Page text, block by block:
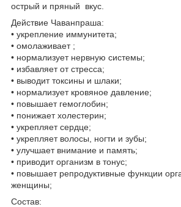
острый и пряный вкус.
Действие Чаванпраша:
• укрепление иммунитета;
• омолаживает ;
• нормализует нервную системы;
• избавляет от стресса;
• выводит токсины и шлаки;
• нормализует кровяное давление;
• повышает гемоглобин;
• понижает холестерин;
• укрепляет сердце;
• укрепляет волосы, ногти и зубы;
• улучшает внимание и память;
• приводит организм в тонус;
• повышает репродуктивные функции
женщины;
Состав: